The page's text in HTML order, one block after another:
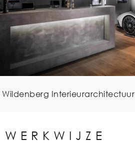
Wildenberg Interieurarchitectuur
WERKWIJZE